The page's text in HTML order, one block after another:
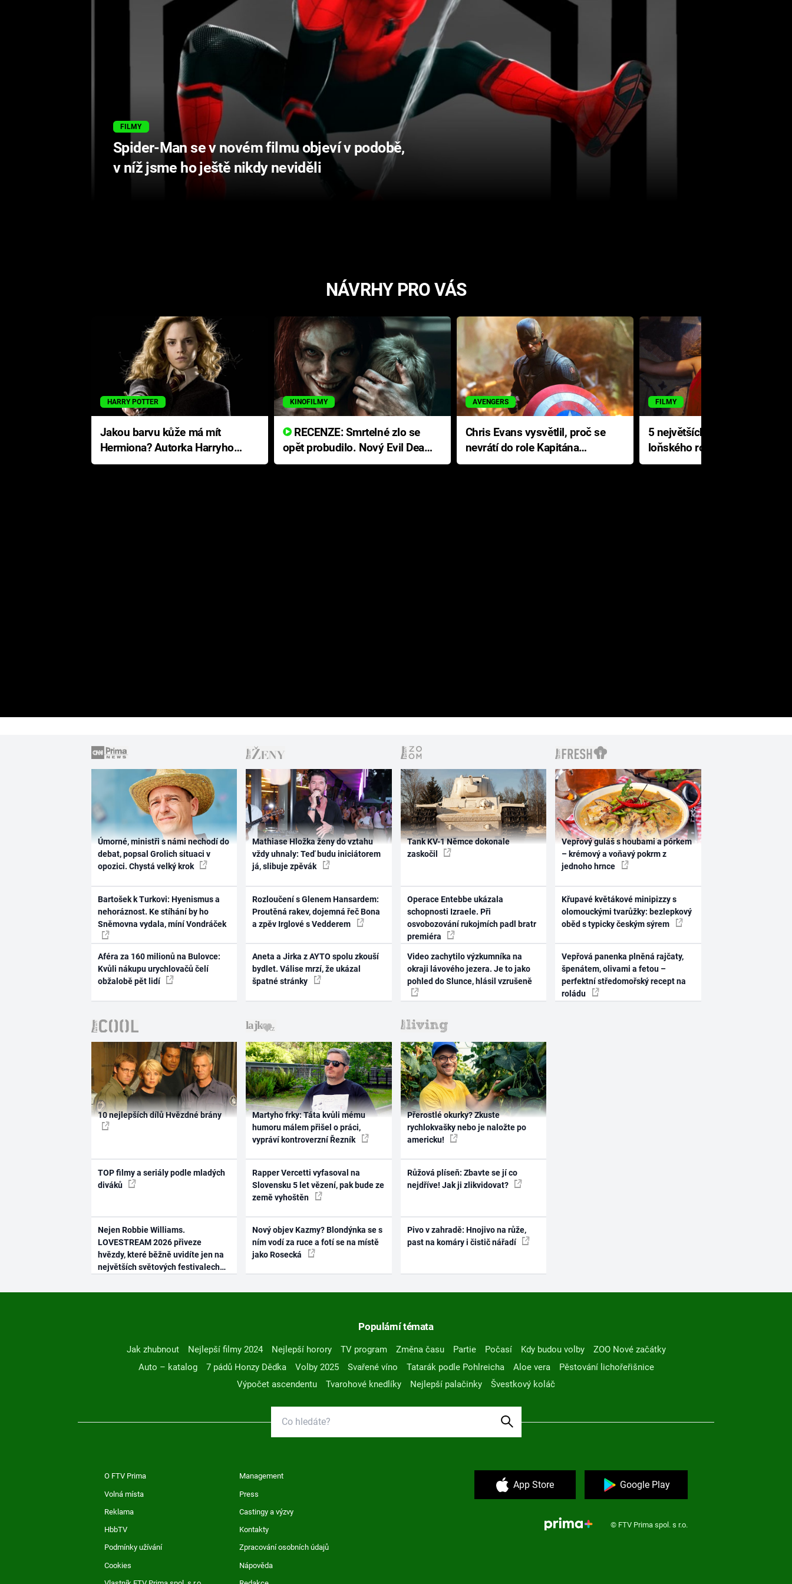
FILMY
Spider-Man se v novém filmu objeví v podobě,
v níž jsme ho ještě nikdy neviděli
NÁVRHY PRO VÁS
HARRY POTTER
Jakou barvu kůže má mít
Hermiona? Autorka Harryho
Pottera přišla s ráznou
KINOFILMY
RECENZE: Smrtelné zlo se
opět probudilo. Nový Evil Dead
přichází s neodolatelnou
AVENGERS
Chris Evans vysvětlil, proč se
nevrátí do role Kapitána
Ameriky
FILMY
5 největších propadáků
loňského roku: Disney na
jediné katastrofě prodělal 200
Úmorné, ministři s námi nechodí do
debat, popsal Grolich situaci v
opozici. Chystá velký krok
Bartošek k Turkovi: Hyenismus a
nehoráznost. Ke stíhání by ho
Sněmovna vydala, míní Vondráček
Aféra za 160 milionů na Bulovce:
Kvůli nákupu urychlovačů čelí
obžalobě pět lidí
Mathiase Hložka ženy do vztahu
vždy uhnaly: Teď budu iniciátorem
já, slibuje zpěvák
Rozloučení s Glenem Hansardem:
Proutěná rakev, dojemná řeč Bona
a zpěv Irglové s Vedderem
Aneta a Jirka z AYTO spolu zkouší
bydlet. Válise mrzí, že ukázal
špatné stránky
Tank KV-1 Němce dokonale
zaskočil
Operace Entebbe ukázala
schopnosti Izraele. Při
osvobozování rukojmích padl bratr
premiéra
Video zachytilo výzkumníka na
okraji lávového jezera. Je to jako
pohled do Slunce, hlásil vzrušeně
Vepřový guláš s houbami a pórkem
– krémový a voňavý pokrm z
jednoho hrnce
Křupavé květákové minipizzy s
olomouckými tvarůžky: bezlepkový
oběd s typicky českým sýrem
Vepřová panenka plněná rajčaty,
špenátem, olivami a fetou –
perfektní středomořský recept na
roládu
10 nejlepších dílů Hvězdné brány
TOP filmy a seriály podle mladých
diváků
Nejen Robbie Williams.
LOVESTREAM 2026 přiveze
hvězdy, které běžně uvidíte jen na
největších světových festivalech
Martyho frky: Táta kvůli mému
humoru málem přišel o práci,
vypráví kontroverzní Řezník
Rapper Vercetti vyfasoval na
Slovensku 5 let vězení, pak bude ze
země vyhoštěn
Nový objev Kazmy? Blondýnka se s
ním vodí za ruce a fotí se na místě
jako Rosecká
Přerostlé okurky? Zkuste
rychlokvašky nebo je naložte po
americku!
Růžová plíseň: Zbavte se jí co
nejdříve! Jak ji zlikvidovat?
Pivo v zahradě: Hnojivo na růže,
past na komáry i čistič nářadí
Populární témata
Jak zhubnout Nejlepší filmy 2024 Nejlepší horory TV program Změna času Partie Počasí Kdy budou volby
ZOO Nové začátky
Auto – katalog
7 pádů Honzy Dědka Volby 2025 Svařené víno Tatarák podle Pohlreicha Aloe vera
Pěstování lichořeřišnice
Výpočet ascendentu
Tvarohové knedlíky Nejlepší palačinky Švestkový koláč
O FTV Prima Management
Volná místa Press
Reklama Castingy a výzvy
HbbTV Kontakty
Podmínky užívání Zpracování osobních údajů
Cookies Nápověda
App Store Google Play
© FTV Prima spol. s r.o.